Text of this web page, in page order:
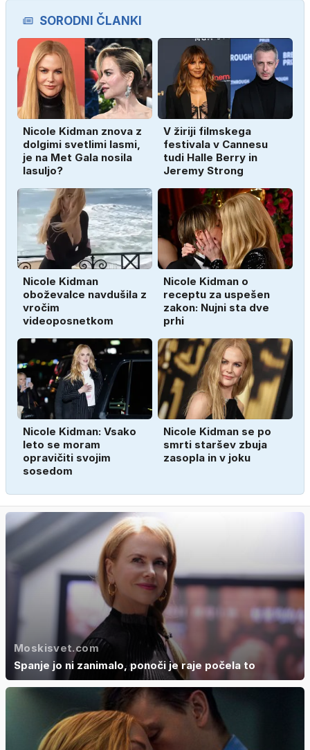
SORODNI ČLANKI
Nicole Kidman znova z
dolgimi svetlimi lasmi,
je na Met Gala nosila
lasuljo?
V žiriji filmskega
festivala v Cannesu
tudi Halle Berry in
Jeremy Strong
Nicole Kidman
oboževalce navdušila z
vročim
videoposnetkom
Nicole Kidman o
receptu za uspešen
zakon: Nujni sta dve
prhi
Nicole Kidman: Vsako
leto se moram
opravičiti svojim
sosedom
Nicole Kidman se po
smrti staršev zbuja
zasopla in v joku
Moskisvet.com
Spanje jo ni zanimalo, ponoči je raje počela to